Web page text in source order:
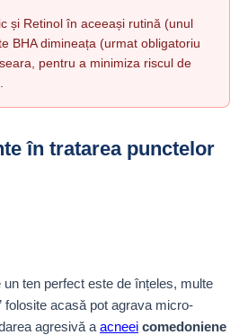
și Retinol în aceeași rutină (unul
BHA dimineața (urmat obligatoriu
pentru a minimiza riscul de
în tratarea punctelor
un ten perfect este de înțeles, multe
folosite acasă pot agrava micro-
agresivă a acneei comedoniene